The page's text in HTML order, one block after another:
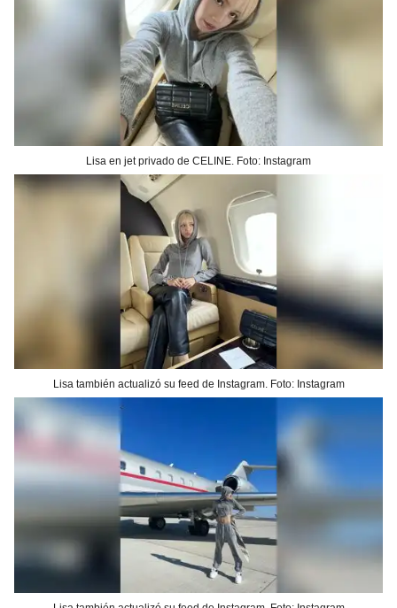
Lisa en jet privado de CELINE. Foto: Instagram
Lisa también actualizó su feed de Instagram. Foto: Instagram